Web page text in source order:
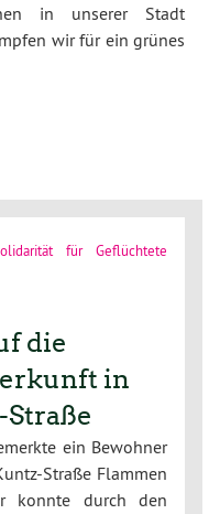
in unserer Stadt
wir für ein grünes
für Geflüchtete
die
in
ein Bewohner
Straße Flammen
konnte durch den